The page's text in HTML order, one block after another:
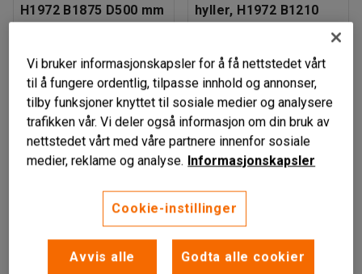
H1972 B1875 D500 mm
3 100,-
eks. MVA
LEGG TIL
hyller, H1972 B1210
1 460,-
eks. MVA
LEGG TIL
Vi bruker informasjonskapsler for å få nettstedet vårt
til å fungere ordentlig, tilpasse innhold og annonser,
tilby funksjoner knyttet til sosiale medier og analysere
trafikken vår. Vi deler også informasjon om din bruk av
nettstedet vårt med våre partnere innenfor sosiale
medier, reklame og analyse. Informasjonskapsler
Cookie-instillinger
Avvis alle Godta alle cookier